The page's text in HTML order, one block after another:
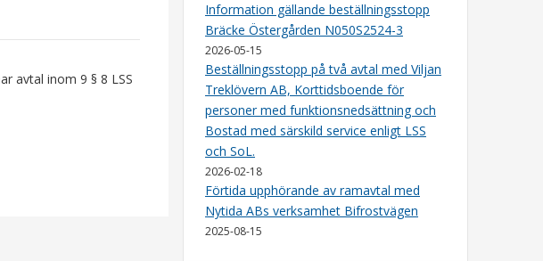
avtal inom 9 § 8 LSS
Information gällande beställningsstopp
Bräcke Östergården N050S2524-3
2026-05-15
Beställningsstopp på två avtal med Viljan
Treklövern AB, Korttidsboende för
personer med funktionsnedsättning och
Bostad med särskild service enligt LSS
och SoL.
2026-02-18
Förtida upphörande av ramavtal med
Nytida ABs verksamhet Bifrostvägen
2025-08-15